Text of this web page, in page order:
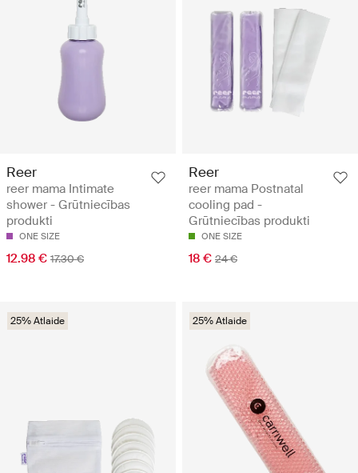
Reer
reer mama Intimate
shower - Grūtniecības
produkti
ONE SIZE
12.98 € 17.30 €
Reer
reer mama Postnatal
cooling pad -
Grūtniecības produkti
ONE SIZE
18 € 24 €
25% Atlaide 25% Atlaide